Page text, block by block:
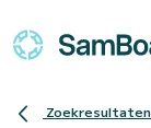
Zoekresultaten